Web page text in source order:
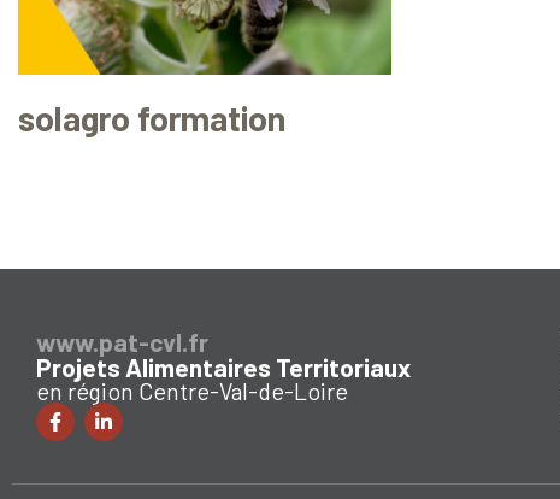
solagro formation
www.pat-cvl.fr
Projets Alimentaires Territoriaux
en région Centre-Val-de-Loire